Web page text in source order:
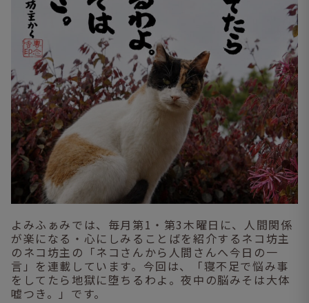
よみふぁみでは、毎月第1・第3木曜日に、人間関係
が楽になる・心にしみることばを紹介するネコ坊主
のネコ坊主の「ネコさんから人間さんへ今日の一
言」を連載しています。今回は、「寝不足で悩み事
をしてたら地獄に堕ちるわよ。夜中の脳みそは大体
嘘つき。」です。